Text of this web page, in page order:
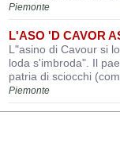
Piemonte
L'ASO 'D CAVOR
L"asino di Cavour si
loda s'imbroda". Il
patria di sciocchi
Piemonte